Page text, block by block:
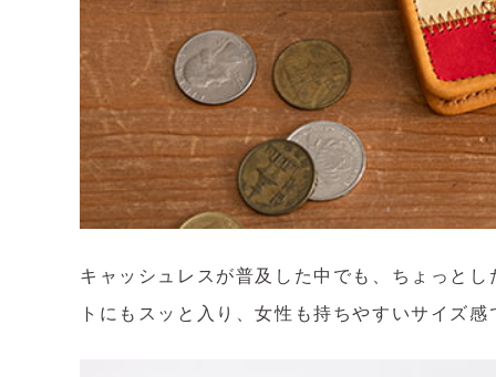
キャッシュレスが普及した中でも、ちょっと
トにもスッと入り、女性も持ちやすいサイズ感